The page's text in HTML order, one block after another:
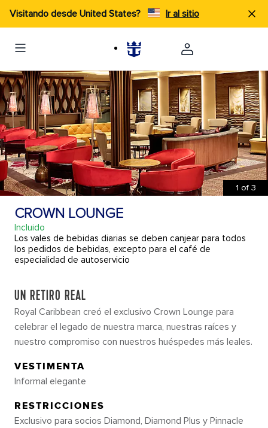
Visitando desde United States? Ir al sitio
1 of 3
CROWN LOUNGE
Incluido
Los vales de bebidas diarias se deben canjear para todos
los pedidos de bebidas, excepto para el café de
especialidad de autoservicio
UN RETIRO REAL
Royal Caribbean creó el exclusivo Crown Lounge para
celebrar el legado de nuestra marca, nuestras raíces y
nuestro compromiso con nuestros huéspedes más leales.
VESTIMENTA
Informal elegante
RESTRICCIONES
Exclusivo para socios Diamond, Diamond Plus y Pinnacle